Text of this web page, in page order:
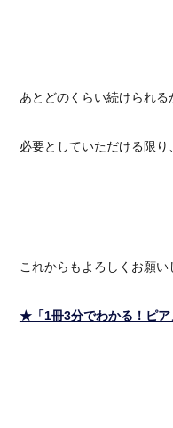
あとどのくらい続けられる
必要としていただける限り
これからもよろしくお願い
★「1冊3分でわかる！ピア